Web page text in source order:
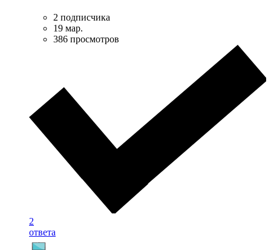
2 подписчика
19 мар.
386 просмотров
2
ответа